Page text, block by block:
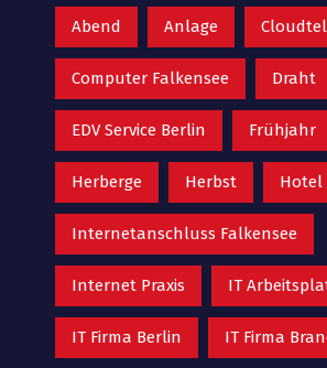
Abend Anlage
Computer Falkensee Draht
EDV Service Berlin Frühjahr
Herberge Herbst Hotel
Internetanschluss Falkensee
Internet Praxis IT
IT Firma Berlin IT Firma